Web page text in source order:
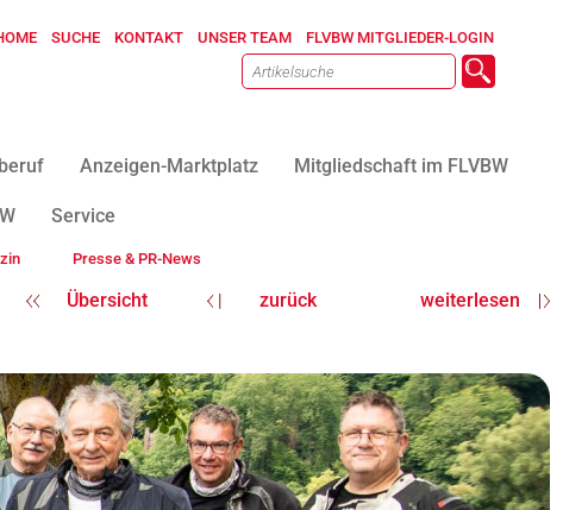
SUCHE KONTAKT UNSER TEAM FLVBW MITGLIEDER-LOGIN
Anzeigen-Marktplatz Mitgliedschaft im FLVBW
Service
Presse & PR-News
Übersicht zurück weiterlesen